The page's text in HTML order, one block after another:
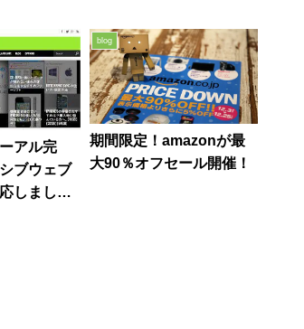
アル完
ブウェブ
しまし
blog
期間限定！amazonが最
大90％オフセール開催！